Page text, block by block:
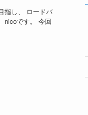
指し、 ロードバ
nicoです。 今回